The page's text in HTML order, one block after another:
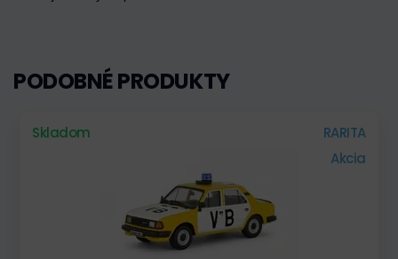
PODOBNÉ PRODUKTY
Skladom
RARITA
Akcia